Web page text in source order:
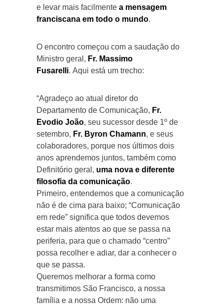
e levar mais facilmente a mensagem
franciscana em todo o mundo.
O encontro começou com a saudação do
Ministro geral, Fr. Massimo
Fusarelli. Aqui está um trecho:
“Agradeço ao atual diretor do
Departamento de Comunicação, Fr.
Evodio João, seu sucessor desde 1º de
setembro, Fr. Byron Chamann, e seus
colaboradores, porque nos últimos dois
anos aprendemos juntos, também como
Definitório geral, uma nova e diferente
filosofia da comunicação.
Primeiro, entendemos que a comunicação
não é de cima para baixo; “Comunicação
em rede” significa que todos devemos
estar mais atentos ao que se passa na
periferia, para que o chamado “centro”
possa recolher e adiar, dar a conhecer o
que se passa.
Queremos melhorar a forma como
transmitimos São Francisco, a nossa
família e a nossa Ordem: não uma